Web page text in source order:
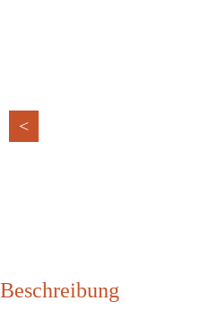
<
Beschreibung